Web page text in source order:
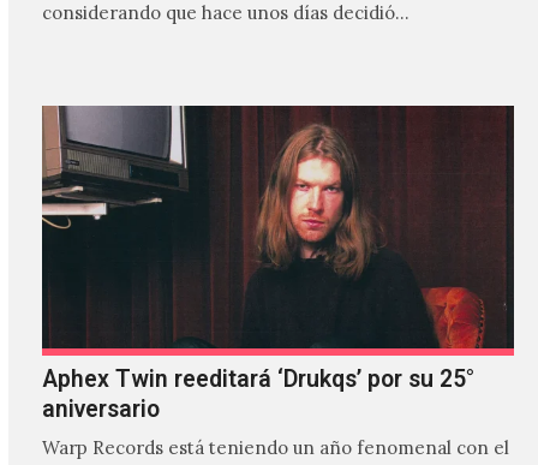
considerando que hace unos días decidió…
Aphex Twin reeditará ‘Drukqs’ por su 25°
aniversario
Warp Records está teniendo un año fenomenal con el